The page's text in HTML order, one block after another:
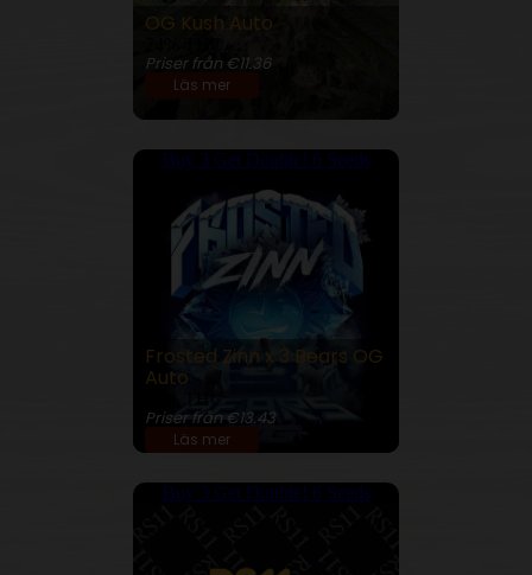
OG Kush Auto
Priser från €11.36
Läs mer
Buy 3 Get Double! 6 Seeds
Frosted Zinn x 3 Bears OG
Auto
Priser från €13.43
Läs mer
Buy 3 Get Double! 6 Seeds